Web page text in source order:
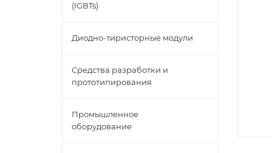
(IGBTs)
Диодно-тиристорные модули
Средства разработки и
прототипирования
Промышленное
оборудование